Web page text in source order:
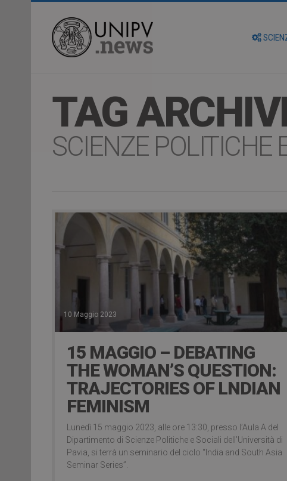
TAG
SCIENZE POLITICHE
10 Maggio 2023
15 MAGGIO – DEBATING
THE WOMAN’S QUESTION:
TRAJECTORIES OF LNDIAN
FEMINISM
Lunedì 15 maggio 2023, alle ore 13:30, presso l’Aula A del
Dipartimento di Scienze Politiche e Sociali dell’Università di
Pavia, si terrà un seminario del ciclo “India and South Asia
Seminar Series”.